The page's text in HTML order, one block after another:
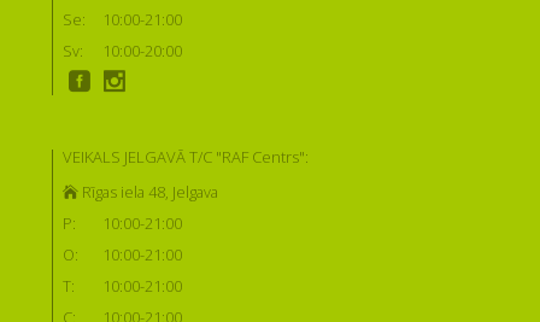
Se:
10:00-21:00
Sv:
10:00-20:00
VEIKALS JELGAVĀ T/C "RAF Centrs":
Rīgas iela 48, Jelgava
P:
10:00-21:00
O:
10:00-21:00
T:
10:00-21:00
C:
10:00-21:00